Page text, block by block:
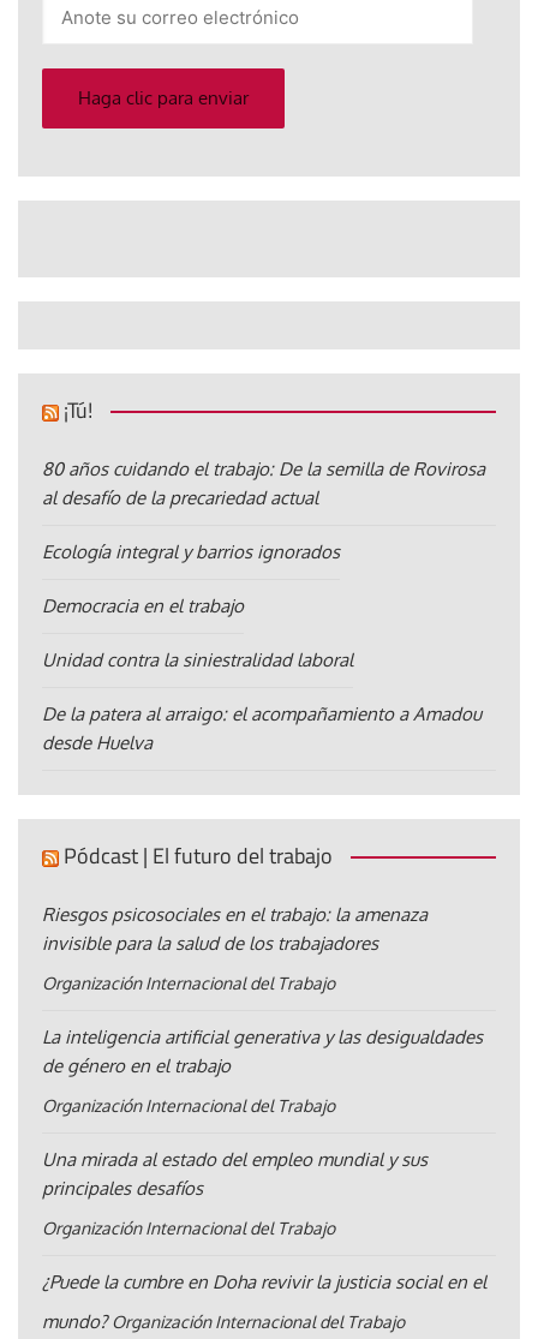
electrónico
Haga clic para enviar
¡Tú!
80 años cuidando el trabajo: De la semilla de Rovirosa
al desafío de la precariedad actual
Ecología integral y barrios ignorados
Democracia en el trabajo
Unidad contra la siniestralidad laboral
De la patera al arraigo: el acompañamiento a Amadou
desde Huelva
Pódcast | El futuro del trabajo
Riesgos psicosociales en el trabajo: la amenaza
invisible para la salud de los trabajadores
Organización Internacional del Trabajo
La inteligencia artificial generativa y las desigualdades
de género en el trabajo
Organización Internacional del Trabajo
Una mirada al estado del empleo mundial y sus
principales desafíos
Organización Internacional del Trabajo
¿Puede la cumbre en Doha revivir la justicia social en el
mundo? Organización Internacional del Trabajo